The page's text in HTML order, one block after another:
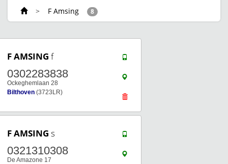
> F Amsing 8
F AMSING f
0302283838
Ockeghemlaan 28
Bilthoven (3723LR)
F AMSING s
0321310308
De Amazone 17